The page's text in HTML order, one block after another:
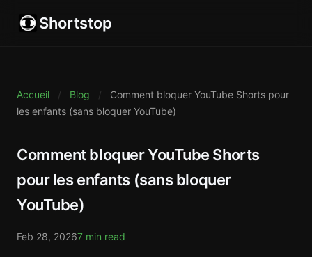
Shortstop
Accueil / Blog /
Comment bloquer YouTube Shorts pour
les enfants (sans bloquer YouTube)
Comment bloquer YouTube Shorts
pour les enfants (sans bloquer
YouTube)
Feb 28, 20267 min read